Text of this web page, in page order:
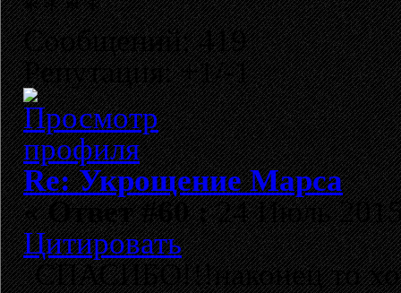
Сообщений: 419
Репутация: +1/-1
Re: Укрощение Марса
«Ответ #60 :24 Июль
Цитировать
СПАСИБО!!!наконец то